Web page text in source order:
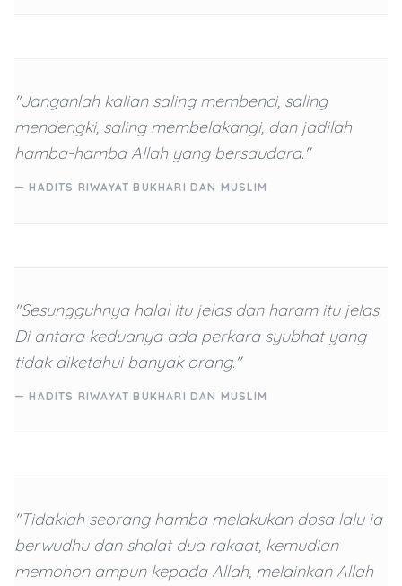
"Janganlah kalian saling membenci, saling
mendengki, saling membelakangi, dan jadilah
hamba-hamba Allah yang bersaudara."
— HADITS RIWAYAT BUKHARI DAN MUSLIM
"Sesungguhnya halal itu jelas dan haram itu jelas.
Di antara keduanya ada perkara syubhat yang
tidak diketahui banyak orang."
— HADITS RIWAYAT BUKHARI DAN MUSLIM
"Tidaklah seorang hamba melakukan dosa lalu ia
berwudhu dan shalat dua rakaat, kemudian
memohon ampun kepada Allah, melainkan Allah